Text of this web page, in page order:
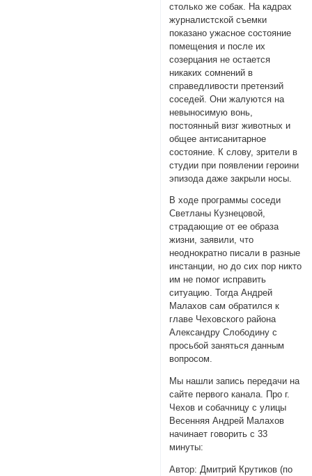
столько же собак. На кадрах
журналистской съемки
показано ужасное состояние
помещения и после их
созерцания не остается
никаких сомнений в
справедливости претензий
соседей. Они жалуются на
невыносимую вонь,
постоянный визг животных и
общее антисанитарное
состояние. К слову, зрители в
студии при появлении героини
эпизода даже закрыли носы.
В ходе программы соседи
Светланы Кузнецовой,
страдающие от ее образа
жизни, заявили, что
неоднократно писали в разные
инстанции, но до сих пор никто
им не помог исправить
ситуацию. Тогда Андрей
Малахов сам обратился к
главе Чеховского района
Александру Слободину с
просьбой заняться данным
вопросом.
Мы нашли запись передачи на
сайте первого канала. Про г.
Чехов и собачницу с улицы
Весенняя Андрей Малахов
начинает говорить с 33
минуты:
Автор: Дмитрий Крутиков (по